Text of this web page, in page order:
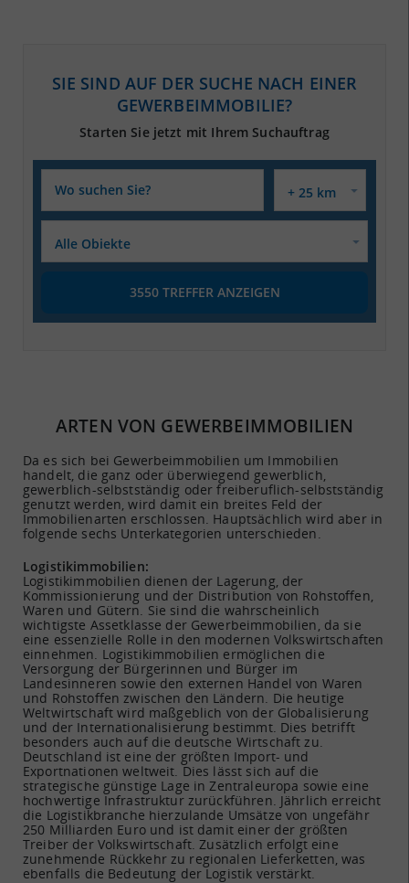
SIE SIND AUF DER SUCHE NACH EINER
GEWERBEIMMOBILIE?
Starten Sie jetzt mit Ihrem Suchauftrag
3550TREFFER ANZEIGEN
ARTEN VON GEWERBEIMMOBILIEN
Da es sich bei Gewerbeimmobilien um Immobilien
handelt, die ganz oder überwiegend gewerblich,
gewerblich-selbstständig oder freiberuflich-selbstständig
genutzt werden, wird damit ein breites Feld der
Immobilienarten erschlossen. Hauptsächlich wird aber in
folgende sechs Unterkategorien unterschieden.
Logistikimmobilien:
Logistikimmobilien dienen der Lagerung, der
Kommissionierung und der Distribution von Rohstoffen,
Waren und Gütern. Sie sind die wahrscheinlich
wichtigste Assetklasse der Gewerbeimmobilien, da sie
eine essenzielle Rolle in den modernen Volkswirtschaften
einnehmen. Logistikimmobilien ermöglichen die
Versorgung der Bürgerinnen und Bürger im
Landesinneren sowie den externen Handel von Waren
und Rohstoffen zwischen den Ländern. Die heutige
Weltwirtschaft wird maßgeblich von der Globalisierung
und der Internationalisierung bestimmt. Dies betrifft
besonders auch auf die deutsche Wirtschaft zu.
Deutschland ist eine der größten Import- und
Exportnationen weltweit. Dies lässt sich auf die
strategische günstige Lage in Zentraleuropa sowie eine
hochwertige Infrastruktur zurückführen. Jährlich erreicht
die Logistikbranche hierzulande Umsätze von ungefähr
250 Milliarden Euro und ist damit einer der größten
Treiber der Volkswirtschaft. Zusätzlich erfolgt eine
zunehmende Rückkehr zu regionalen Lieferketten, was
ebenfalls die Bedeutung der Logistik verstärkt.